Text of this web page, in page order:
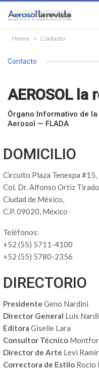
Home Contacto
Contacto
AEROSOL la
Órgano Informativo de
Aerosol — FLADA
DOMICILIO
Circuito Plaza Tenexpa #15,
Col. Dr. Alfonso Ortiz
Ciudad de México,
C.P. 09020, México
Teléfonos:
+52 (55) 5711-4100
+52 (55) 5780-2356
DIRECTORIO
Presidente Geno Nardini
Director General Luis
Editora Giselle Lara
Consultor Técnico
Director de Arte Levi
Correctora de Estilo Rocio